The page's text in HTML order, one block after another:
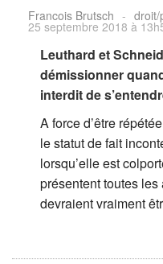
Francois Brutsch - droit/
25 septembre 2018 à
Leuthard et
démissionner
interdit de
A force d’être
le statut de fait
lorsqu’elle est
présentent toutes
devraient vraiment